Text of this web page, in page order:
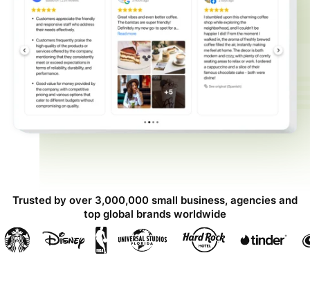
Trusted by over 3,000,000 small business, agencies and
top global brands worldwide